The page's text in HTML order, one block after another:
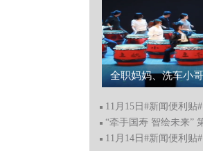
“牵手国寿 智绘未来” 第十四届“国寿小画家”研学活动暨省级颁奖典礼在杭州举行...
11月15日#新闻便利贴#
11月14日#新闻便利贴#